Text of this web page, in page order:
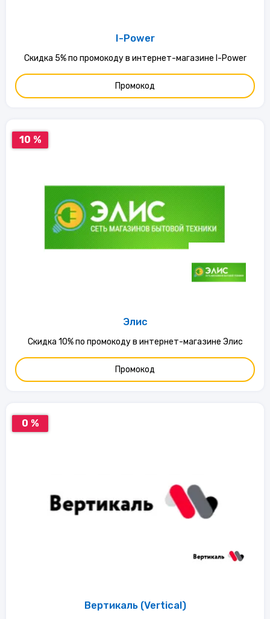
I-Power
Скидка 5% по промокоду в интернет-магазине I-Power
Промокод
10 %
Элис
Скидка 10% по промокоду в интернет-магазине Элис
Промокод
0 %
Вертикаль (Vertical)